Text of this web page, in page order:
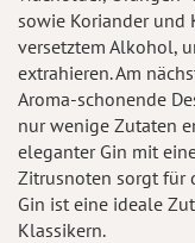
sowie Koriander und
versetztem Alkohol,
extrahieren. Am
Aroma-schonende
nur wenige Zutaten
eleganter Gin mit
Zitrusnoten sorgt für
Gin ist eine ideale
Klassikern.